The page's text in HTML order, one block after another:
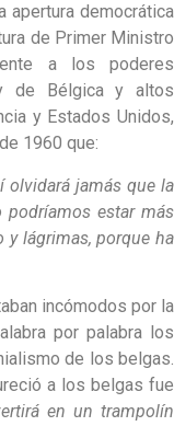
apertura democrática
de Primer Ministro
a los poderes
de Bélgica y altos
y Estados Unidos,
1960 que:
olvidará jamás que la
podríamos estar más
y lágrimas, porque ha
incómodos por la
por palabra los
de los belgas.
a los belgas fue
en un trampolín